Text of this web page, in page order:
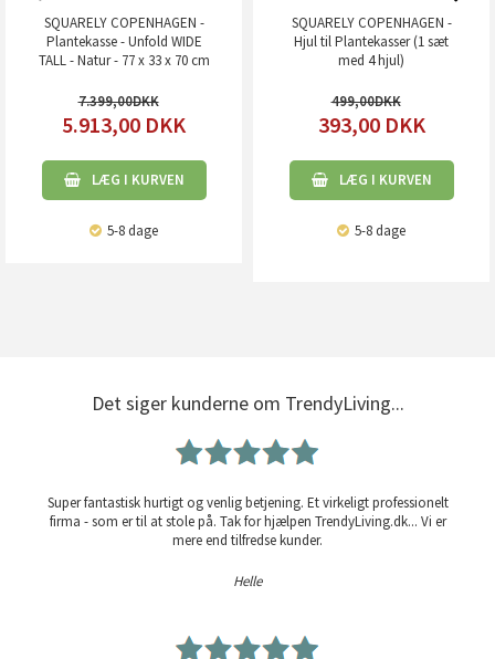
SQUARELY COPENHAGEN -
Plantekasse - Unfold WIDE
TALL - Natur - 77 x 33 x 70 cm
7.399,00
5.913,00 DKK
LÆG I KURVEN
5-8 dage
SQUARELY COPENHAGEN -
Hjul til Plantekasser (1 sæt
med 4 hjul)
499,00
393,00 DKK
LÆG I KURVEN
5-8 dage
Det siger kunderne om TrendyLiving...
Super fantastisk hurtigt og venlig betjening. Et virkeligt professionelt
firma - som er til at stole på. Tak for hjælpen TrendyLiving.dk... Vi er
mere end tilfredse kunder.
Helle